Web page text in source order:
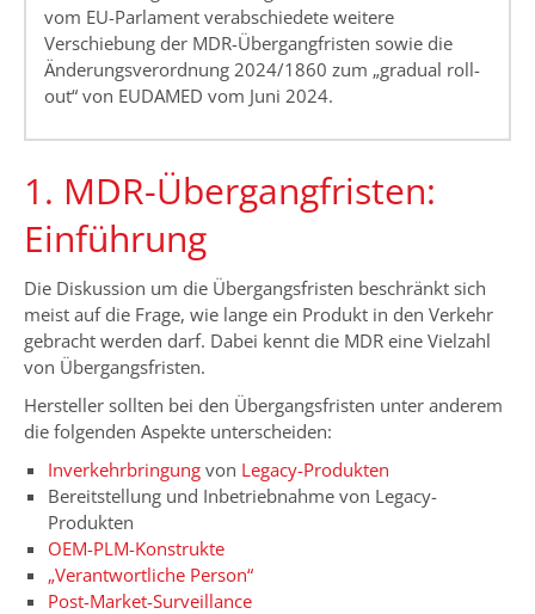
vom EU-Parlament verabschiedete weitere
Verschiebung der MDR-Übergangfristen sowie die
Änderungsverordnung 2024/1860 zum „gradual roll-
out“ von EUDAMED vom Juni 2024.
1. MDR-Übergangfristen:
Einführung
Die Diskussion um die Übergangsfristen beschränkt sich
meist auf die Frage, wie lange ein Produkt in den Verkehr
gebracht werden darf. Dabei kennt die MDR eine Vielzahl
von Übergangsfristen.
Hersteller sollten bei den Übergangsfristen unter anderem
die folgenden Aspekte unterscheiden:
Inverkehrbringung von Legacy-Produkten
Bereitstellung und Inbetriebnahme von Legacy-
Produkten
OEM-PLM-Konstrukte
„Verantwortliche Person“
Post-Market-Surveillance